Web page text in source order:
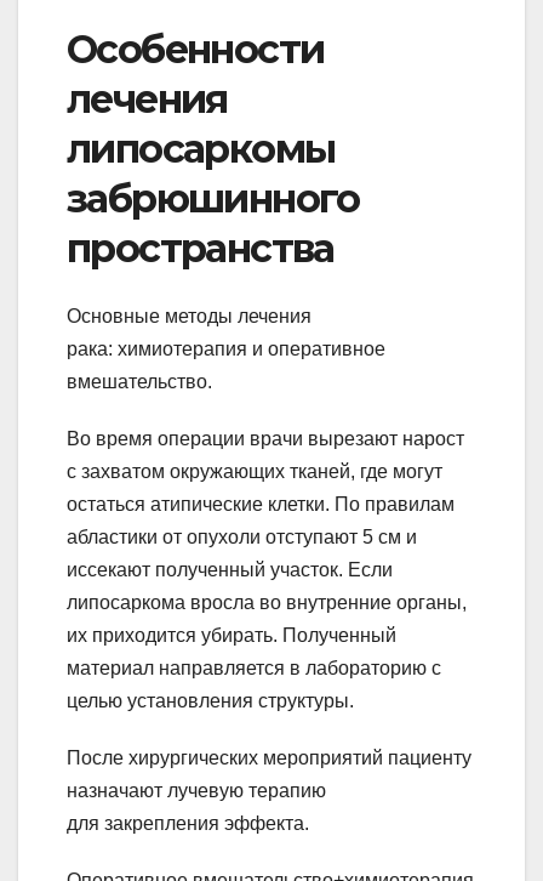
Особенности
лечения
липосаркомы
забрюшинного
пространства
Основные методы лечения
рака: химиотерапия и оперативное
вмешательство.
Во время операции врачи вырезают нарост
с захватом окружающих тканей, где могут
остаться атипические клетки. По правилам
абластики от опухоли отступают 5 см и
иссекают полученный участок. Если
липосаркома вросла во внутренние органы,
их приходится убирать. Полученный
материал направляется в лабораторию с
целью установления структуры.
После хирургических мероприятий пациенту
назначают лучевую терапию
для закрепления эффекта.